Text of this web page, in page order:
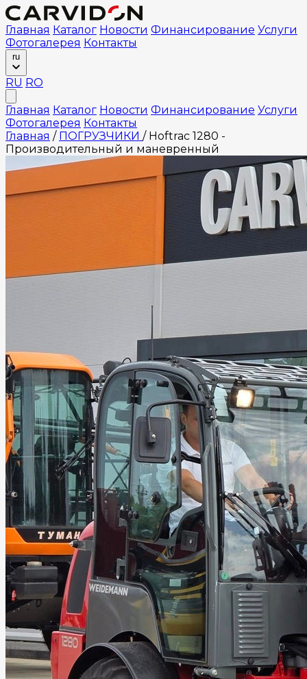
Главная Каталог Новости Финансирование Услуги
Фотогалерея Контакты
ru
RU RO
Главная Каталог Новости Финансирование Услуги
Фотогалерея Контакты
Главная / ПОГРУЗЧИКИ / Hoftrac 1280 -
Производительный и маневренный